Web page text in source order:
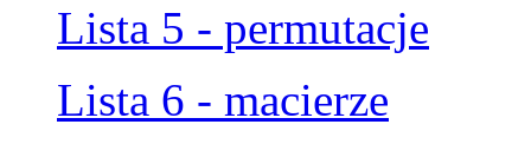
Lista 5 - permutacje
Lista 6 - macierze